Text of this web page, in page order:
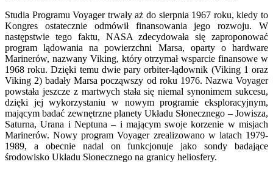
Studia Programu Voyager trwały aż do sierpnia 1967 roku, kiedy to
Kongres ostatecznie odmówił finansowania jego rozwoju. W
następstwie tego faktu, NASA zdecydowała się zaproponować
program lądowania na powierzchni Marsa, oparty o hardware
Marinerów, nazwany Viking, który otrzymał wsparcie finansowe w
1968 roku. Dzięki temu dwie pary orbiter-lądownik (Viking 1 oraz
Viking 2) badały Marsa począwszy od roku 1976. Nazwa Voyager
powstała jeszcze z martwych stała się niemal synonimem sukcesu,
dzięki jej wykorzystaniu w nowym programie eksploracyjnym,
mającym badać zewnętrzne planety Układu Słonecznego – Jowisza,
Saturna, Urana i Neptuna – i mającym swoje korzenie w misjach
Marinerów. Nowy program Voyager zrealizowano w latach 1979-
1989, a obecnie nadal on funkcjonuje jako sondy badające
środowisko Układu Słonecznego na granicy heliosfery.